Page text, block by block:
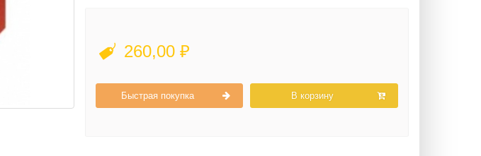
260,00 ₽
Быстрая покупка В корзину